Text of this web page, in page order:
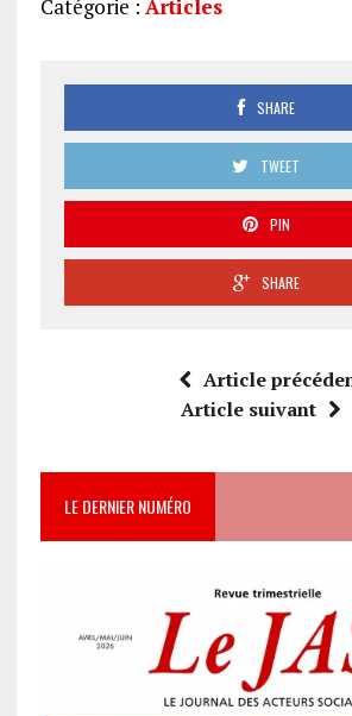
à
outils
des
(207)
Catégorie : Articles
SHARE
TWEET
PIN
SHARE
Article
Article suivant
LE DERNIER NUMÉRO